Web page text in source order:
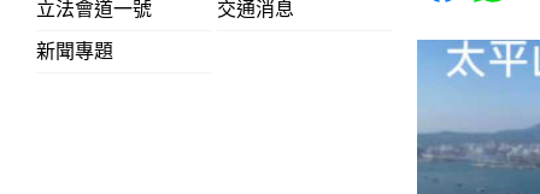
立法會道一號
交通消息
新聞專題